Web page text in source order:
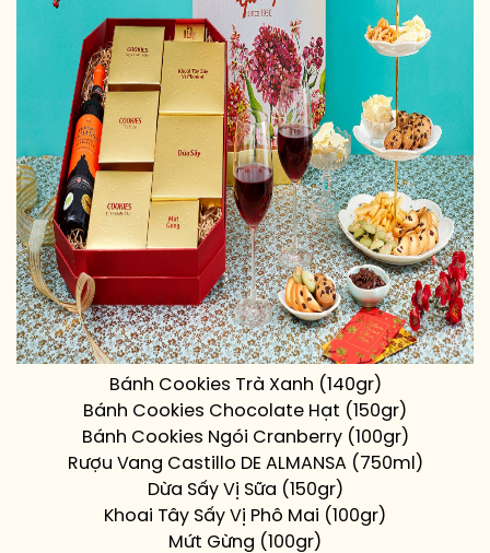
Bánh Cookies Trà Xanh (140gr)
Bánh Cookies Chocolate Hạt (150gr)
Bánh Cookies Ngói Cranberry (100gr)
Rượu Vang Castillo DE ALMANSA (750ml)
Dừa Sấy Vị Sữa (150gr)
Khoai Tây Sấy Vị Phô Mai (100gr)
Mứt Gừng (100gr)